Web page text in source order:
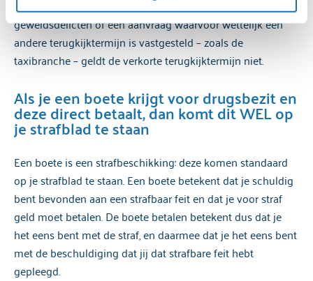
cookiebeleid en de privacyverklaring raadplegen.
opleiding). Als er sprake is van zedendelicten en zware
geweldsdelicten of een aanvraag waarvoor wettelijk een
andere terugkijktermijn is vastgesteld – zoals de
taxibranche – geldt de verkorte terugkijktermijn niet.
Als je een boete krijgt voor drugsbezit en
deze direct betaalt, dan komt dit WEL op
je strafblad te staan
Een boete is een strafbeschikking: deze komen standaard
op je strafblad te staan. Een boete betekent dat je schuldig
bent bevonden aan een strafbaar feit en dat je voor straf
geld moet betalen. De boete betalen betekent dus dat je
het eens bent met de straf, en daarmee dat je het eens bent
met de beschuldiging dat jij dat strafbare feit hebt
gepleegd.